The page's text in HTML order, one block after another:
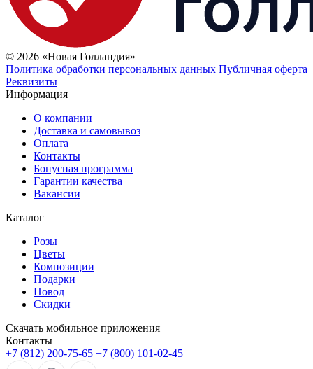
© 2026 «Новая Голландия»
Политика обработки персональных данных Публичная оферта
Реквизиты
Информация
О компании
Доставка и самовывоз
Оплата
Контакты
Бонусная программа
Гарантии качества
Вакансии
Каталог
Розы
Цветы
Композиции
Подарки
Повод
Скидки
Скачать мобильное приложения
Контакты
+7 (812) 200-75-65 +7 (800) 101-02-45